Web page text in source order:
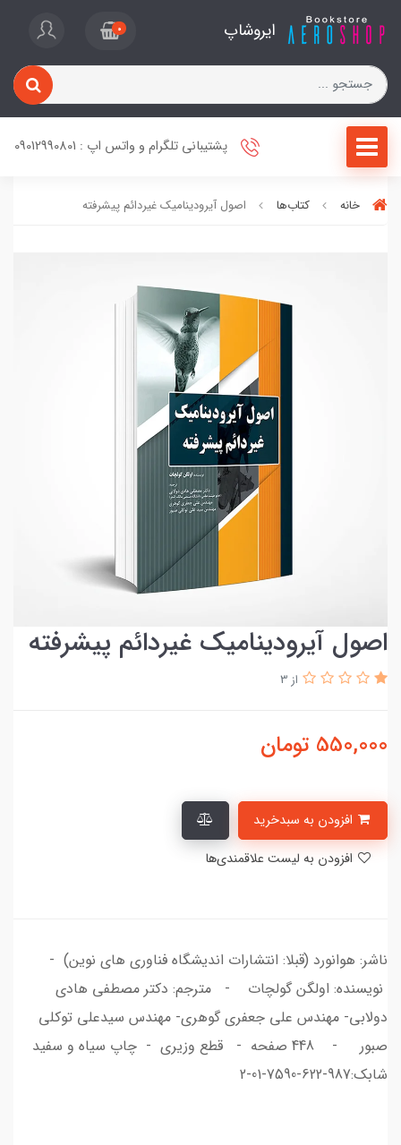
ایروشاپ 0
پشتیبانی تلگرام و واتس اپ : 09012990801
خانه کتاب‌ها اصول آيروديناميك غيردائم پيشرفته
اصول آيروديناميك غيردائم پيشرفته
از 3
550,000 تومان
ناشر: هوانورد (قبلا: انتشارات اندیشگاه فناوری های نوین) -
نویسنده: اولگن گولچات - مترجم: دکتر مصطفی هادی
دولابی- مهندس علی جعفری گوهری- مهندس سیدعلی توکلی
صبور - 448 صفحه - قطع وزیری - چاپ سیاه و سفید
شابک:987-622-7590-01-2